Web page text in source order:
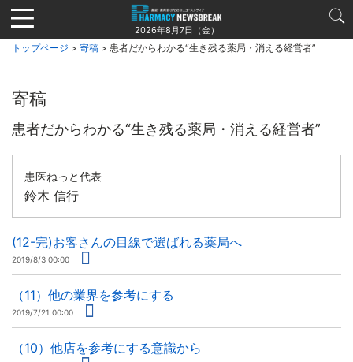
Jump
to
navigation
2026年8月7日（金）
トップページ > 寄稿 > 患者だからわかる“生き残る薬局・消える経営者”
寄稿
患者だからわかる“生き残る薬局・消える経営者”
患医ねっと代表
鈴木 信行
(12-完)お客さんの目線で選ばれる薬局へ
2019/8/3 00:00
（11）他の業界を参考にする
2019/7/21 00:00
（10）他店を参考にする意識から